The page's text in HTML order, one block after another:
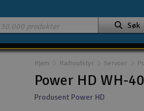
Søk
Hjem Radioutstyr Servoer
Power HD WH-
Produsent Power HD